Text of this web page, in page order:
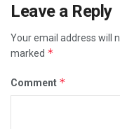
Leave a Reply
Your email address will
marked *
Comment *